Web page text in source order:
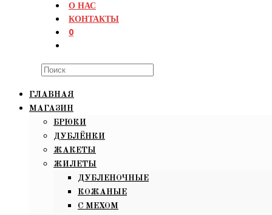
О НАС
КОНТАКТЫ
0
Search
website
ГЛАВНАЯ
МАГАЗИН
БРЮКИ
ДУБЛЁНКИ
ЖАКЕТЫ
ЖИЛЕТЫ
ДУБЛЕНОЧНЫЕ
КОЖАНЫЕ
С МЕХОМ